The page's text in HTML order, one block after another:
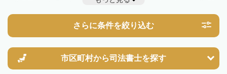
を抱えている方は一度近隣の司法書士に相談してみましょう。
不動産を相続した場合、相続を知った日から3年以内に登記しないと、
10万円以下の過料が科せられるため、速やかな手続きが必要です。義務
化前の相続も対象となるため注意しましょう。
す。その他の相続手続きも任せることが可能です。
また、義務化に伴い、相続人申告登記制度が創設されました。遺産分割
の話し合いがまとまらず登記できない場合は、この制度の活用を検討し
さらに条件を絞り込む
市区町村から司法書士を探す